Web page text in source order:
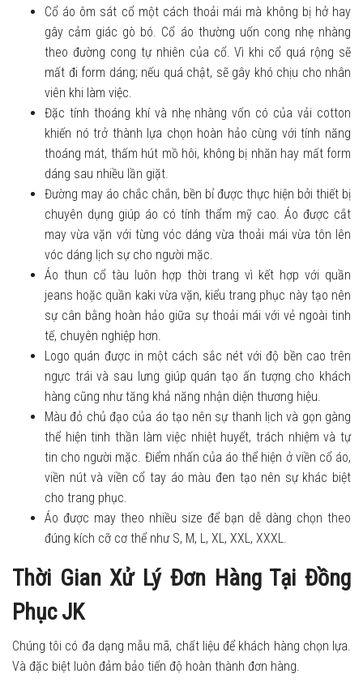
Cổ áo ôm sát cổ một cách thoải mái mà không bị hở hay
gây cảm giác gò bó. Cổ áo thường uốn cong nhẹ nhàng
theo đường cong tự nhiên của cổ. Vì khi cổ quá rộng sẽ
mất đi form dáng; nếu quá chật, sẽ gây khó chịu cho nhân
viên khi làm việc.
Đặc tính thoáng khí và nhẹ nhàng vốn có của vải cotton
khiến nó trở thành lựa chọn hoàn hảo cùng với tính năng
thoáng mát, thấm hút mồ hôi, không bị nhăn hay mất form
dáng sau nhiều lần giặt.
Đường may áo chắc chắn, bền bỉ được thực hiện bởi thiết bị
chuyên dụng giúp áo có tính thẩm mỹ cao. Áo được cắt
may vừa vặn với từng vóc dáng vừa thoải mái vừa tôn lên
vóc dáng lịch sự cho người mặc.
Áo thun cổ tàu luôn hợp thời trang vì kết hợp với quần
jeans hoặc quần kaki vừa vặn, kiểu trang phục này tạo nên
sự cân bằng hoàn hảo giữa sự thoải mái với vẻ ngoài tinh
tế, chuyên nghiệp hơn.
Logo quán được in một cách sắc nét với độ bền cao trên
ngực trái và sau lưng giúp quán tạo ấn tượng cho khách
hàng cũng như tăng khả năng nhận diện thương hiệu.
Màu đỏ chủ đạo của áo tạo nên sự thanh lịch và gọn gàng
thể hiện tinh thần làm việc nhiệt huyết, trách nhiệm và tự
tin cho người mặc. Điểm nhấn của áo thể hiện ở viền cổ áo,
viền nút và viền cổ tay áo màu đen tạo nên sự khác biệt
cho trang phục.
Áo được may theo nhiều size để bạn dễ dàng chọn theo
đúng kích cỡ cơ thể như S, M, L, XL, XXL, XXXL.
Thời Gian Xử Lý Đơn Hàng Tại Đồng
Phục JK
Chúng tôi có đa dạng mẫu mã, chất liệu để khách hàng chọn lựa.
Và đặc biệt luôn đảm bảo tiến độ hoàn thành đơn hàng.